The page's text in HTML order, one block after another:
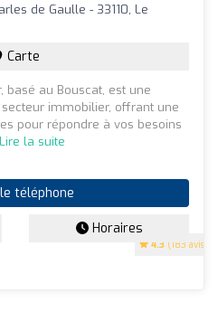
4.3 (183 avis)
de Gaulle - 33110, Le
Carte
basé au Bouscat, est une
immobilier, offrant une
pour répondre à vos besoins
Lire la suite
téléphone
Horaires